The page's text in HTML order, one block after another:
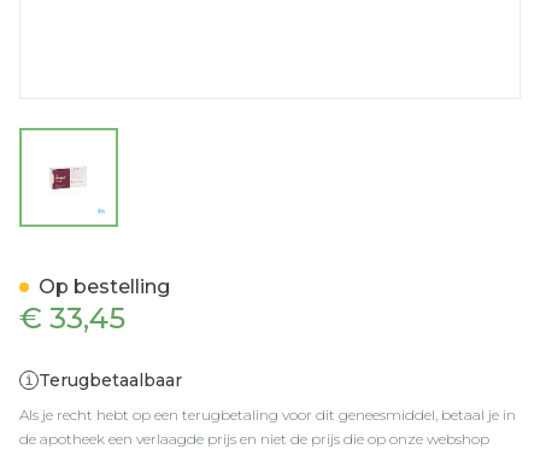
€ 33,45
Terugbetaalbaar
Als je recht hebt op een terugbetaling voor dit geneesmiddel, betaal je in
de apotheek een verlaagde prijs en niet de prijs die op onze webshop
Op bestelling